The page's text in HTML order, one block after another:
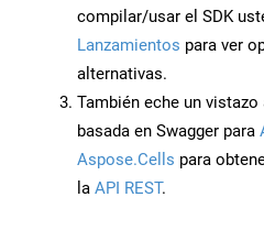
compilar/usar el SDK
Lanzamientos para ver
alternativas.
También eche un
basada en Swagger para
Aspose.Cells para
la API REST.